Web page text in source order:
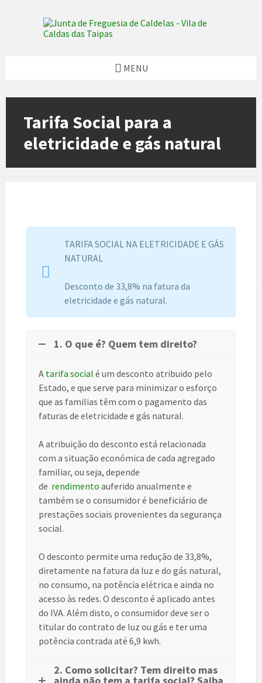
MENU
Tarifa Social para a
eletricidade e gás natural
TARIFA SOCIAL NA ELETRICIDADE E GÁS
NATURAL
Desconto de 33,8% na fatura da
eletricidade e gás natural.
1. O que é? Quem tem direito?
A tarifa social é um desconto atribuido pelo
Estado, e que serve para minimizar o esforço
que as familias têm com o pagamento das
faturas de eletricidade e gás natural.
A atribuição do desconto está relacionada
com a situação económica de cada agregado
familiar, ou seja, depende
de rendimento auferido anualmente e
também se o consumidor é beneficiário de
prestações sociais provenientes da segurança
social.
O desconto permite uma redução de 33,8%,
diretamente na fatura da luz e do gás natural,
no consumo, na potência elétrica e ainda no
acesso às redes. O desconto é aplicado antes
do IVA. Além disto, o consumidor deve ser o
titular do contrato de luz ou gás e ter uma
potência contrada até 6,9 kwh.
2. Como solicitar? Tem direito mas